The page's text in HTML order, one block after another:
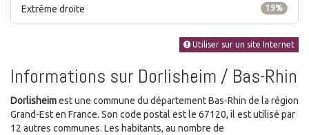
19%
Extrême droite
Utiliser sur un site Internet
Informations sur Dorlisheim / Bas-Rhin
Dorlisheimest une commune du département Bas-Rhin de la région
Grand-Est en France. Son code postal est le 67120, il est utilisé par
12 autres communes. Les habitants, au nombre de